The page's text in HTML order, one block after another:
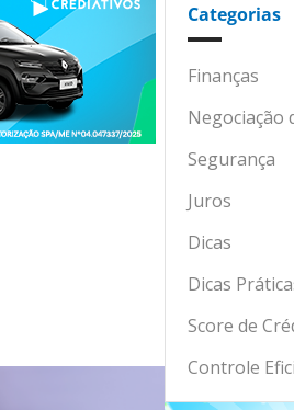
Categorias
Finanças
Negociação
Segurança
Juros
Dicas
Dicas
Score de
Controle